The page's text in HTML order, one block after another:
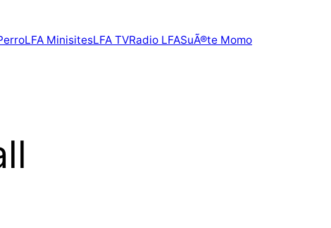
LFA MinisitesLFA TVRadio LFASuÃ®te Momo